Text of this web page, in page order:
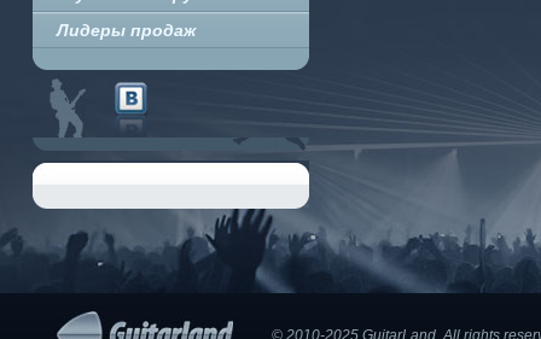
Лидеры продаж
© 2010-2025 GuitarLand. Аll rights